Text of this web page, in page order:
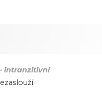
intranzitivní